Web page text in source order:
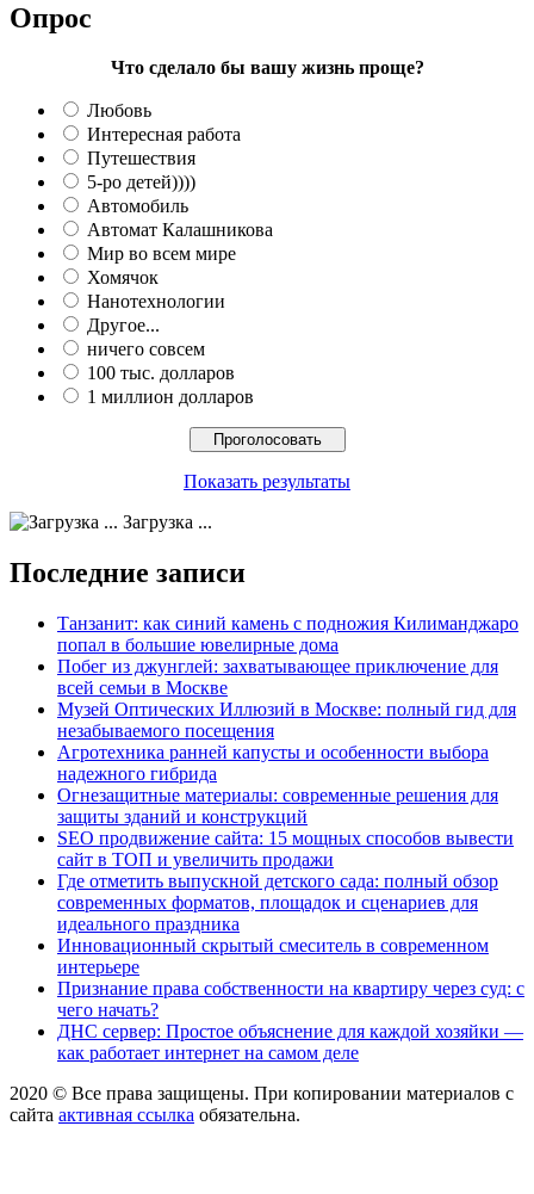
Опрос
Что сделало бы вашу жизнь проще?
Любовь
Интересная работа
Путешествия
5-ро детей))))
Автомобиль
Автомат Калашникова
Мир во всем мире
Хомячок
Нанотехнологии
Другое...
ничего совсем
100 тыс. долларов
1 миллион долларов
Показать результаты
Загрузка ...
Последние записи
Танзанит: как синий камень с подножия Килиманджаро
попал в большие ювелирные дома
Побег из джунглей: захватывающее приключение для
всей семьи в Москве
Музей Оптических Иллюзий в Москве: полный гид для
незабываемого посещения
Агротехника ранней капусты и особенности выбора
надежного гибрида
Огнезащитные материалы: современные решения для
защиты зданий и конструкций
SEO продвижение сайта: 15 мощных способов вывести
сайт в ТОП и увеличить продажи
Где отметить выпускной детского сада: полный обзор
современных форматов, площадок и сценариев для
идеального праздника
Инновационный скрытый смеситель в современном
интерьере
Признание права собственности на квартиру через суд: с
чего начать?
ДНС сервер: Простое объяснение для каждой хозяйки —
как работает интернет на самом деле
2020 © Все права защищены. При копировании материалов с
сайта активная ссылка обязательна.